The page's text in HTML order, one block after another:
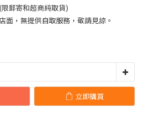
郵寄和超商純取貨)
面，無提供自取服務，敬請見諒。
立即購買